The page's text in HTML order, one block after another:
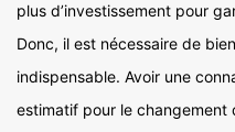
plus d’investissement pour
Donc, il est nécessaire de
indispensable. Avoir une
estimatif pour le